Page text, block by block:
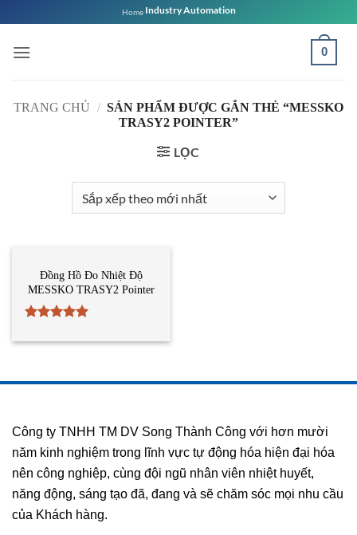
qua
nội
Home Industry Automation
0
TRANG CHỦ / SẢN PHẨM ĐƯỢC GẮN THẺ “MESSKO
TRASY2 POINTER”
LỌC
Đồng Hồ Đo Nhiệt Độ
MESSKO TRASY2 Pointer
hạng55
Công ty TNHH TM DV Song Thành Công với hơn mười
năm kinh nghiệm trong lĩnh vực tự động hóa hiện đại hóa
nên công nghiệp, cùng đội ngũ nhân viên nhiệt huyết,
năng động, sáng tạo đã, đang và sẽ chăm sóc mọi nhu cầu
của Khách hàng.